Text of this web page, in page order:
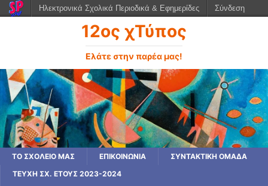
12ος χΤύπος
Ελάτε στην παρέα μας!
ΤΟ ΣΧΟΛΕΙΟ ΜΑΣ ΕΠΙΚΟΙΝΩΝΙΑ
ΣΥΝΤΑΚΤΙΚΗ ΟΜΑΔΑ
ΤΕΎΧΗ ΣΧ. ΈΤΟΥΣ 2023-2024
Ηλεκτρονικά Σχολικά Περιοδικά & Εφημερίδες Σύνδεση